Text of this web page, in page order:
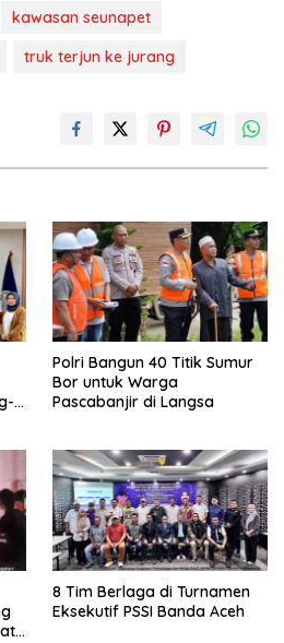
kawasan seunapet
truk terjun ke jurang
Polri Bangun 40 Titik Sumur
Bor untuk Warga
Pascabanjir di Langsa
8 Tim Berlaga di Turnamen
Eksekutif PSSI Banda Aceh